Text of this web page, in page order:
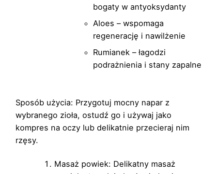
bogaty w antyoksydanty
Aloes – wspomaga
regenerację i nawilżenie
Rumianek – łagodzi
podrażnienia i stany zapalne
Sposób użycia: Przygotuj mocny napar z
wybranego zioła, ostudź go i używaj jako
kompres na oczy lub delikatnie przecieraj nim
rzęsy.
Masaż powiek: Delikatny masaż